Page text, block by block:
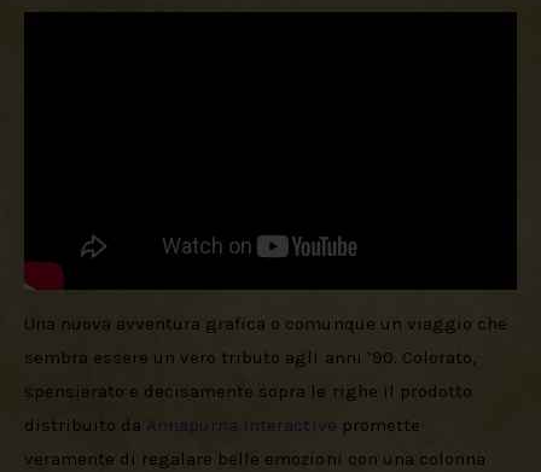
Una nuova avventura grafica o comunque un viaggio che
sembra essere un vero tributo agli anni ’90. Colorato,
spensierato e decisamente sopra le righe il prodotto
distribuito da Annapurna Interactive promette
veramente di regalare belle emozioni con una colonna